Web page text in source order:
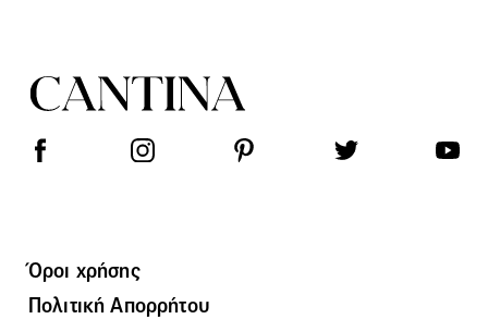
Όροι χρήσης
Πολιτική Απορρήτου